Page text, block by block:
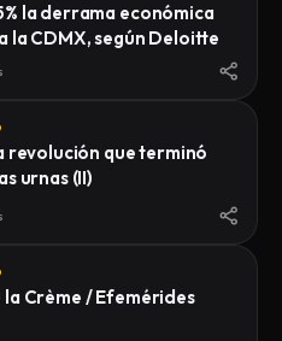
la derrama económica
la CDMX, según Deloitte
revolución que terminó
urnas (II)
la Crème / Efemérides